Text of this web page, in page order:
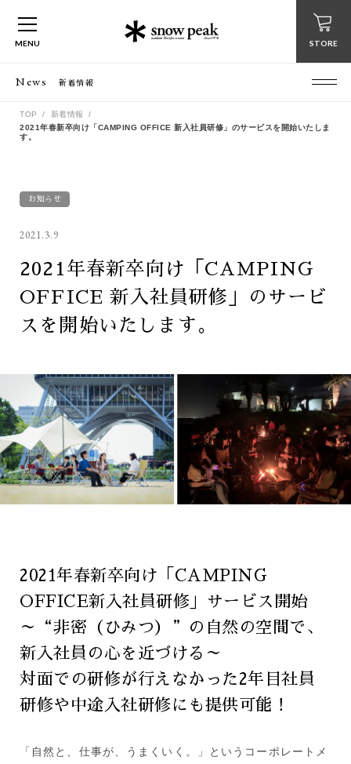
MENU STORE
News 新着情報
TOP
新着情報
2021年春新卒向け「CAMPING OFFICE 新入社員研修」のサービスを開始いたしま
す。
お知らせ
2021.3.9
2021年春新卒向け「CAMPING
OFFICE 新入社員研修」のサービ
スを開始いたします。
2021年春新卒向け「CAMPING
OFFICE新入社員研修」サービス開始
～“非密（ひみつ）”の自然の空間で、
新入社員の心を近づける～
対面での研修が行えなかった2年目社員
研修や中途入社研修にも提供可能！
「自然と、仕事が、うまくいく。」というコーポレートメ